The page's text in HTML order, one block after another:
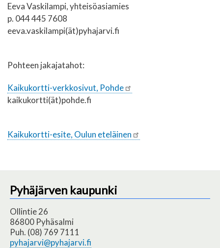
Eeva Vaskilampi, yhteisöasiamies
p. 044 445 7608
eeva.vaskilampi(ät)pyhajarvi.fi
Pohteen jakajatahot:
Kaikukortti-verkkosivut, Pohde
kaikukortti(ät)pohde.fi
Kaikukortti-esite, Oulun eteläinen
Pyhäjärven kaupunki
Ollintie 26
86800 Pyhäsalmi
Puh. (08) 769 7111
pyhajarvi@pyhajarvi.fi